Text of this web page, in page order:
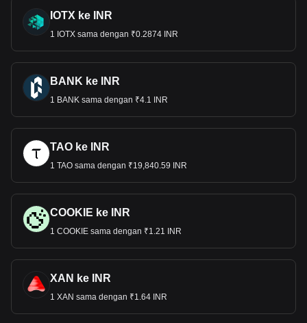
IOTX ke INR
1 IOTX sama dengan ₹0.2874 INR
BANK ke INR
1 BANK sama dengan ₹4.1 INR
TAO ke INR
1 TAO sama dengan ₹19,840.59 INR
COOKIE ke INR
1 COOKIE sama dengan ₹1.21 INR
XAN ke INR
1 XAN sama dengan ₹1.64 INR